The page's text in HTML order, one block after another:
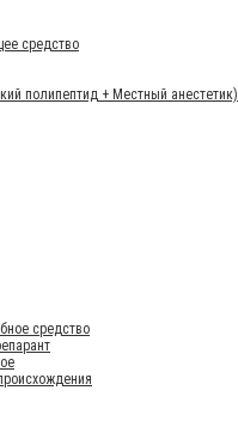
средство
полипептид + Местный анестетик)
средство